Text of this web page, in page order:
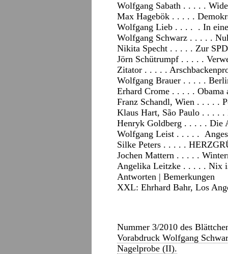
Wolfgang Sabath . . . . .
Max Hagebök . . . . .
Wolfgang Lieb . . . . . In
Wolfgang Schwarz . . . . .
Nikita Specht . . . . . Zur
Jörn Schütrumpf . . . . .
Zitator . . . . .
Wolfgang Brauer . . . . .
Erhard Crome . . . . . Obama
Franz Schandl, Wien . . . . .
Klaus Hart, São Paulo . . . .
Henryk Goldberg . . . . . Die
Wolfgang Leist . . . . .
Silke Peters . . . . .
Jochen Mattern . . . . .
Angelika Leitzke . . . . . Nix
Antworten | Bemerkungen
XXL: Ehrhard Bahr, Los
Nummer 3/2010 des
Vorabdruck Wolfgang
Nagelprobe (II).